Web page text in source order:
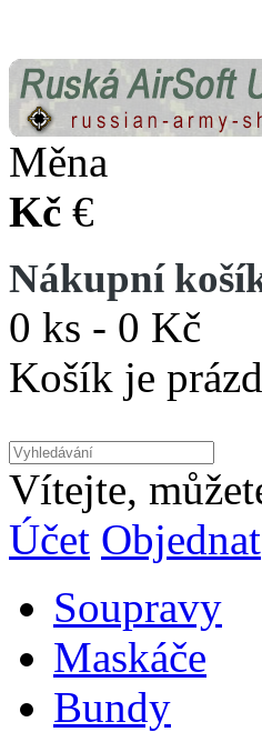
Měna
Kč €
Nákupní
0 ks - 0 Kč
Košík je
Vítejte,
Účet Objednat
Soupravy
Maskáče
Bundy